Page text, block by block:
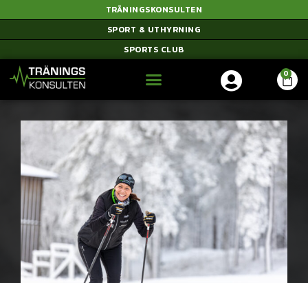
TRÄNINGSKONSULTEN
SPORT & UTHYRNING
SPORTS CLUB